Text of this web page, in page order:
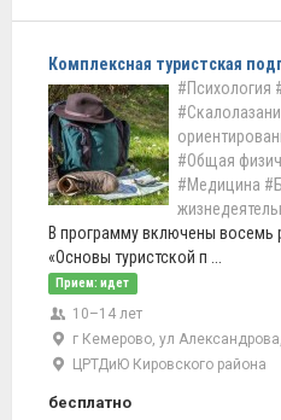
Комплексная туристская
#Психология
#Общая
#Медицина
В программу включены восемь
«Основы туристской п ...
Прием: идет
10–14 лет
г Кемерово, ул
ЦРТДиЮ Кировского района
бесплатно